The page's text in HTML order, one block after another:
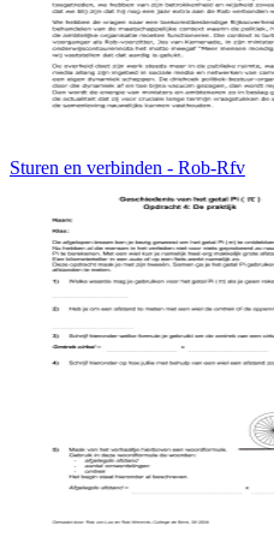
Sturen en verbinden - Rob-Rfv